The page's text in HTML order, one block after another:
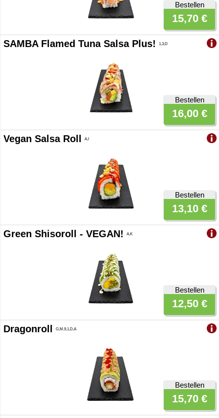
Bestellen
15,70 €
SAMBA Flamed Tuna Salsa Plus! 1,3,D
Bestellen
16,00 €
Vegan Salsa Roll A,I
Bestellen
13,10 €
Green Shisoroll - VEGAN! A,K
Bestellen
12,50 €
Dragonroll G,M,9,1,D,A
Bestellen
15,70 €